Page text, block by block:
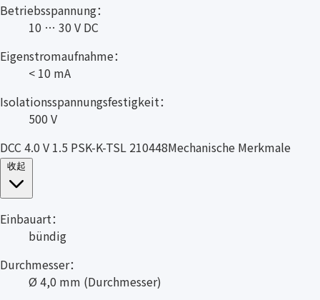
Betriebsspannung：
10 … 30 V DC
Eigenstromaufnahme：
< 10 mA
Isolationsspannungsfestigkeit：
500 V
DCC 4.0 V 1.5 PSK-K-TSL 210448Mechanische Merkmale
Einbauart：
bündig
Durchmesser：
Ø 4,0 mm (Durchmesser)